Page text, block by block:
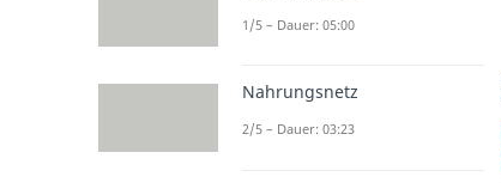
1/5 – Dauer: 05:00
Nahrungsnetz
2/5 – Dauer: 03:23